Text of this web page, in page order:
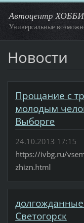
Автоцентр
Универсальные
Новости
Прощание с
молодым
Выборге
24.10.2013 17:15
https://ivbg.ru/
zhizn.html
Светогорск